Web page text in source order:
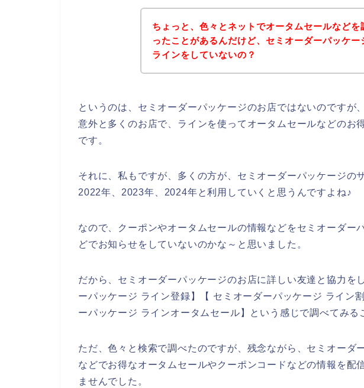
ちょっと、色々とネットでオータムセールなどを
ったことがあるんだけど、セミオーダーパッケー
ラインをしていないの？
というのは、セミオーダーパッケージのお店ではないのですが
意外と多くのお店で、ラインを使ってオータムセールなどのお
です。
それに、私もですが、多くの方が、セミオーダーパッケージの
2022年、2023年、2024年と利用していくと思うんですよね♪
なので、クーポンやオータムセールの情報などをセミオーダー
どでお知らせをしていないのかな～と思いました。
だから、セミオーダーパッケージのお店に詳しい友達と協力を
ーパッケージ ライン登録】【 セミオーダーパッケージ ライン
ーパッケージ ラインオータムセール】という感じで調べてみる
ただ、色々と検索で調べたのですが、残念ながら、セミオーダ
などでお得なオータムセールやクーポンコードなどの情報を配
ませんでした。